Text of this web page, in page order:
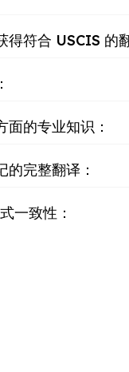
得符合 USCIS 的
面的专业知识：
的完整翻译：
一致性：